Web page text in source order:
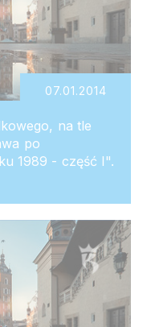
07.01.2014
na tle
po
1989 - część I".